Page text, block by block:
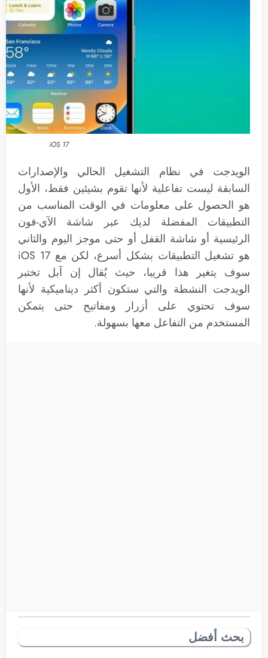
iOS 17
الويدجت في نظام التشغيل الحالي والإصدارات
السابقة ليست تفاعلية لأنها تقوم بشيئين فقط، الأول
هو الحصول على معلومات في الوقت المناسب من
التطبيقات المفضلة لديك عبر شاشة الآي-فون
الرئيسية أو شاشة القفل أو حتى موجز اليوم والثاني
هو تشغيل التطبيقات بشكل أسرع، لكن مع iOS 17
سوف يتغير هذا قريبا، حيث يُقال إن آبل تختبر
الويدجت النشطة والتي ستكون أكثر ديناميكية لأنها
سوف تحتوي على أزرار ومفاتيح حتى يتمكن
المستخدم من التفاعل معها بسهولة.
بحث أفضل